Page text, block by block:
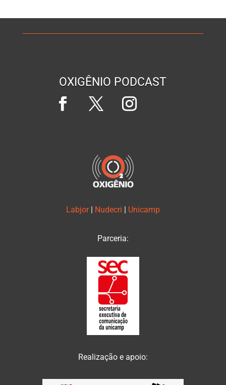
OXIGÊNIO PODCAST
Labjor Nudecri Unicamp
Parceria:
Realização e apoio: